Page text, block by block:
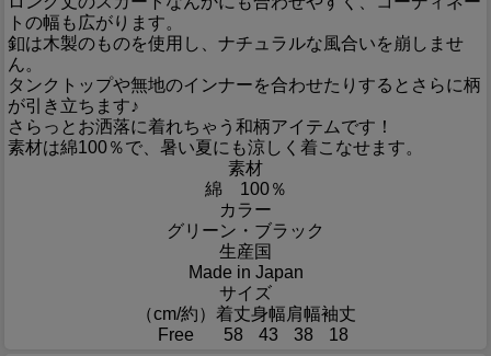
トの幅も広がります。
釦は木製のものを使用し、ナチュラルな風合いを崩しませ
ん。
タンクトップや無地のインナーを合わせたりするとさらに柄
が引き立ちます♪
さらっとお洒落に着れちゃう和柄アイテムです！
素材は綿100％で、暑い夏にも涼しく着こなせます。
素材
綿 100％
カラー
グリーン・ブラック
生産国
Made in Japan
サイズ
（cm/約） 着丈身幅肩幅袖丈
Free
58 43 38
18